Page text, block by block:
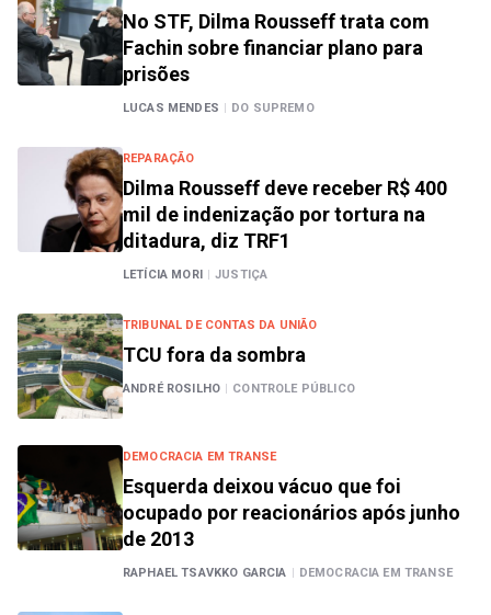
No STF, Dilma Rousseff trata com
Fachin sobre financiar plano para
prisões
LUCAS MENDES | DO SUPREMO
REPARAÇÃO
Dilma Rousseff deve receber R$ 400
mil de indenização por tortura na
ditadura, diz TRF1
LETÍCIA MORI | JUSTIÇA
TRIBUNAL DE CONTAS DA UNIÃO
TCU fora da sombra
ANDRÉ ROSILHO | CONTROLE PÚBLICO
DEMOCRACIA EM TRANSE
Esquerda deixou vácuo que foi
ocupado por reacionários após junho
de 2013
RAPHAEL TSAVKKO GARCIA | DEMOCRACIA EM TRANSE